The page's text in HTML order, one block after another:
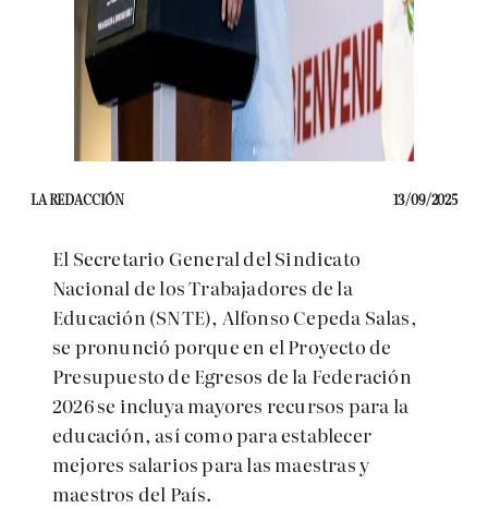
LA REDACCIÓN 13/09/2025
El Secretario General del Sindicato
Nacional de los Trabajadores de la
Educación (SNTE), Alfonso Cepeda Salas,
se pronunció porque en el Proyecto de
Presupuesto de Egresos de la Federación
2026 se incluya mayores recursos para la
educación, así como para establecer
mejores salarios para las maestras y
maestros del País.